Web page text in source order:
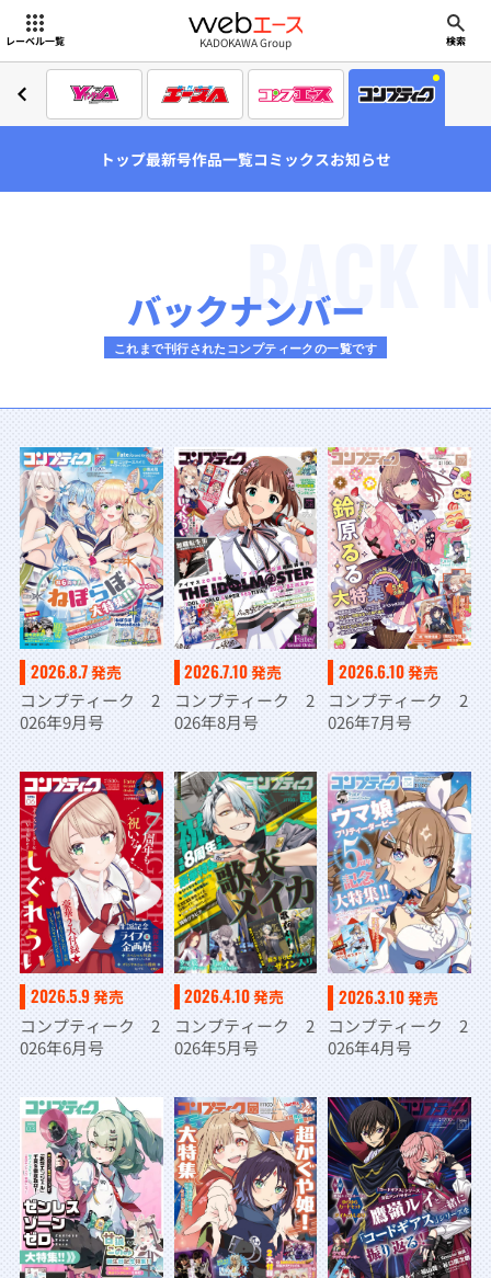
レーベル一覧 webエース
KADOKAWA Group 検索
トップ最新号作品一覧コミックスお知らせ
BACK
バックナンバー
これまで刊行されたコンプティークの一覧です
2026.8.7発売
コンプティーク 2
026年9月号
2026.7.10発売
コンプティーク 2
026年8月号
2026.6.10発売
コンプティーク 2
026年7月号
2026.5.9発売
コンプティーク 2
026年6月号
2026.4.10発売
コンプティーク 2
026年5月号
2026.3.10発売
コンプティーク 2
026年4月号